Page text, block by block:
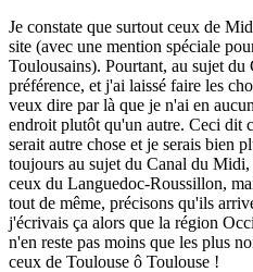
Je constate que surtout ceux de
site (avec une mention spéciale
Toulousains). Pourtant, au sujet
préférence, et j'ai laissé faire les
veux dire par là que je n'ai en
endroit plutôt qu'un autre. Ceci dit
serait autre chose et je serais bien
toujours au sujet du Canal du
ceux du Languedoc-Roussillon,
tout de même, précisons qu'ils
j'écrivais ça alors que la région
n'en reste pas moins que les plus
ceux de Toulouse ô Toulouse !